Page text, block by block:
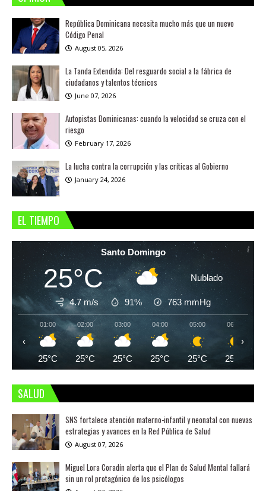
República Dominicana necesita mucho más que un nuevo
Código Penal
August 05, 2026
La Tanda Extendida: Del resguardo social a la fábrica de
ciudadanos y talentos técnicos
June 07, 2026
Autopistas Dominicanas: cuando la velocidad se cruza con el
riesgo
February 17, 2026
La lucha contra la corrupción y las críticas al Gobierno
January 24, 2026
EL TIEMPO
Santo Domingo
25°C Nublado
4.7 m/s 91% 763 mmHg
01:00
25°C
02:00
25°C
03:00
25°C
04:00
25°C
05:00
25°C
06:00
25°C
‹ ›
SALUD
SNS fortalece atención materno-infantil y neonatal con nuevas
estrategias y avances en la Red Pública de Salud
August 07, 2026
Miguel Lora Coradín alerta que el Plan de Salud Mental fallará
sin un rol protagónico de los psicólogos